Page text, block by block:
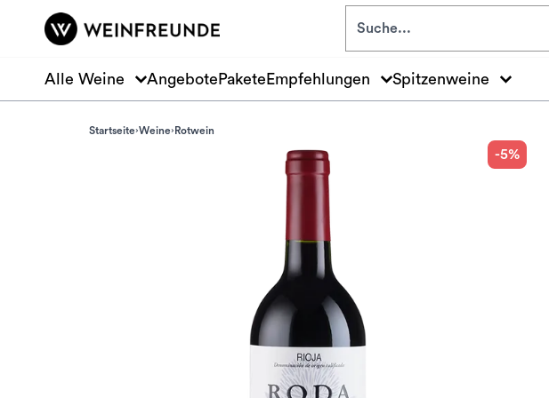
Zum Hauptinhalt springen
Alle Weine Angebote Pakete Empfehlungen Spitzenweine
Startseite Weine Rotwein
-5%